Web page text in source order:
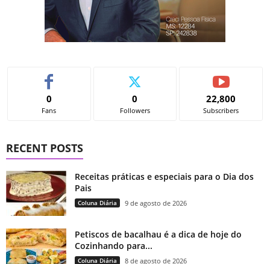
0
Fans
0
Followers
22,800
Subscribers
RECENT POSTS
Receitas práticas e especiais para o Dia dos
Pais
Coluna Diária 9 de agosto de 2026
Petiscos de bacalhau é a dica de hoje do
Cozinhando para...
Coluna Diária 8 de agosto de 2026